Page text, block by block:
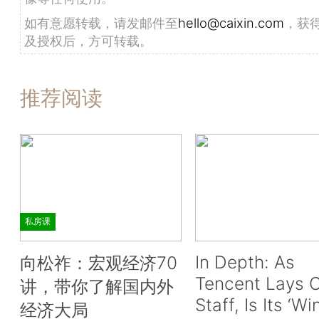
如有意愿转载，请发邮件至hello@caixin.com ，获
及授权后，方可转载。
推荐阅读
私房课
向松祚：宏观经济70
讲，带你了解国内外
经济大局
In Depth: As
Tencent Lays
Staff, Is Its